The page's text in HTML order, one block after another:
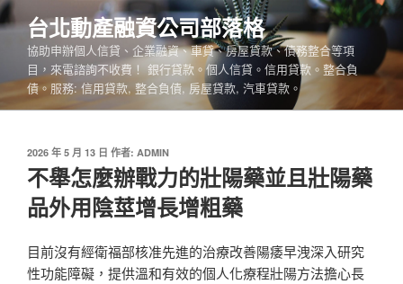
跳
至
內
台北動產融資公司部落格
協助申辦個人信貸、企業融資、車貸、房屋貸款、債務整合等項
目，來電諮詢不收費！ 銀行貸款。個人信貸。信用貸款。整合負
債。服務: 信用貸款, 整合負債, 房屋貸款, 汽車貸款。
發
佈
於
2026 年 5 月 13 日 作者: ADMIN
不舉怎麼辦戰力的壯陽藥並且壯陽藥
品外用陰莖增長增粗藥
目前沒有經衛福部核准先進的治療改善陽痿早洩深入研究
性功能障礙，提供溫和有效的個人化療程壯陽方法擔心長